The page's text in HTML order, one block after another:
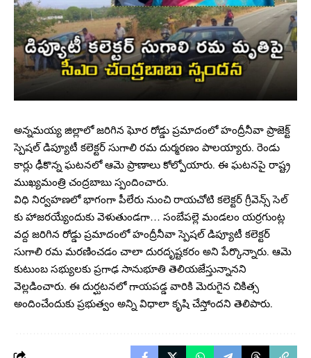
అన్నమయ్య జిల్లాలో జరిగిన ఘోర రోడ్డు ప్రమాదంలో హంద్రీనీవా ప్రాజెక్ట్
స్పెషల్ డిప్యూటీ కలెక్టర్ సుగాలి రమ దుర్మరణం పాలయ్యారు. రెండు
కార్లు ఢీకొన్న ఘటనలో ఆమె ప్రాణాలు కోల్పోయారు. ఈ ఘటనపై రాష్ట్ర
ముఖ్యమంత్రి చంద్రబాబు స్పందించారు.
విధి నిర్వహణలో భాగంగా పీలేరు నుంచి రాయచోటి కలెక్టర్ గ్రీవెన్స్ సెల్
కు హాజరయ్యేందుకు వెళుతుండగా… సంబేపల్లె మండలం యర్రగుంట్ల
వద్ద జరిగిన రోడ్డు ప్రమాదంలో హంద్రీనీవా స్పెషల్ డిప్యూటీ కలెక్టర్
సుగాలి రమ మరణించడం చాలా దురదృష్టకరం అని పేర్కొన్నారు. ఆమె
కుటుంబ సభ్యులకు ప్రగాఢ సానుభూతి తెలియజేస్తున్నానని
వెల్లడించారు. ఈ దుర్ఘటనలో గాయపడ్డ వారికి మెరుగైన చికిత్స
అందించేందుకు ప్రభుత్వం అన్ని విధాలా కృషి చేస్తోందని తెలిపారు.